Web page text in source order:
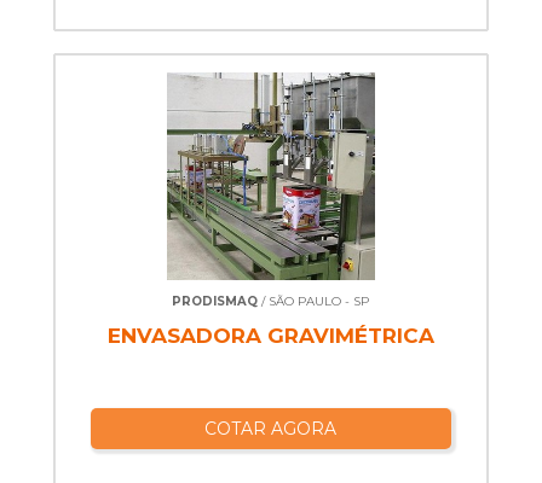
PRODISMAQ / SÃO PAULO - SP
ENVASADORA GRAVIMÉTRICA
COTAR AGORA